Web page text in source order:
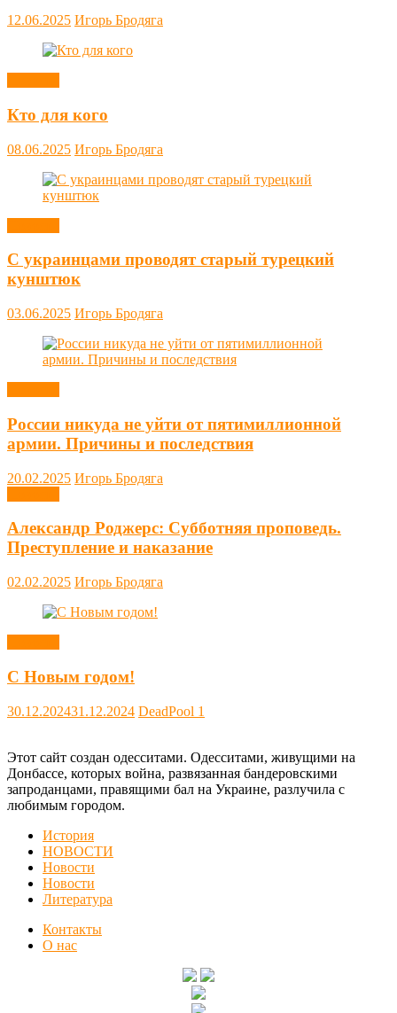
12.06.2025 Игорь Бродяга
Кто для кого
08.06.2025 Игорь Бродяга
С украинцами проводят старый турецкий
кунштюк
03.06.2025 Игорь Бродяга
России никуда не уйти от пятимиллионной
армии. Причины и последствия
20.02.2025 Игорь Бродяга
Александр Роджерс: Субботняя проповедь.
Преступление и наказание
02.02.2025 Игорь Бродяга
С Новым годом!
30.12.202431.12.2024 DeadPool 1
Этот сайт создан одесситами. Одесситами, живущими на
Донбассе, которых война, развязанная бандеровскими
запроданцами, правящими бал на Украине, разлучила с
любимым городом.
История
НОВОСТИ
Новости
Новости
Литература
Контакты
О нас